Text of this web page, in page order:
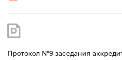
Протокол №9 заседания